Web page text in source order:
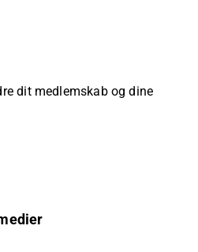
dit medlemskab og dine